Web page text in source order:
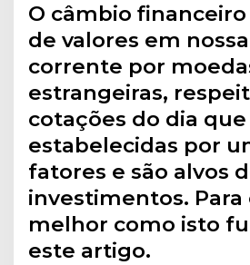
O câmbio financeiro
de valores em
corrente por
estrangeiras,
cotações do dia que
estabelecidas por
fatores e são alvos
investimentos.
melhor como isto
este artigo.